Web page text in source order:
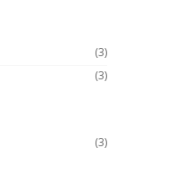
(3)
(3)
(3)